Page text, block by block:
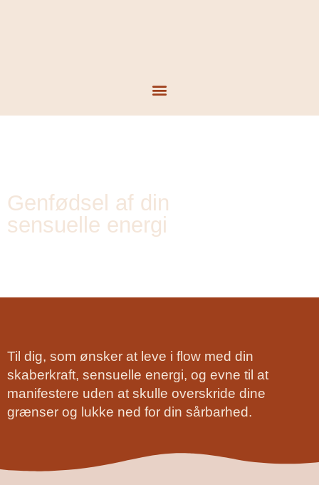
Genfødsel af din
sensuelle energi
Til dig, som ønsker at leve i flow med din
skaberkraft, sensuelle energi, og evne til at
manifestere uden at skulle overskride dine
grænser og lukke ned for din sårbarhed.